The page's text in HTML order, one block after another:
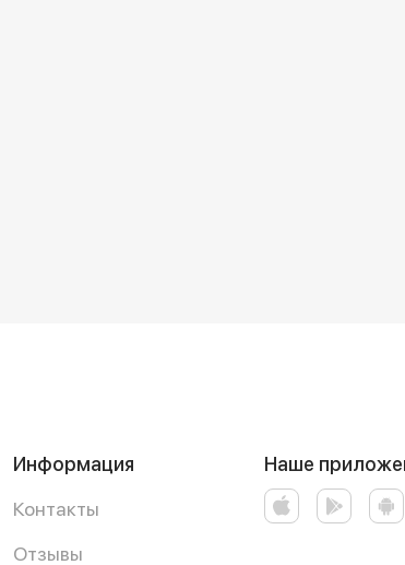
Информация
Контакты
Отзывы
Наше